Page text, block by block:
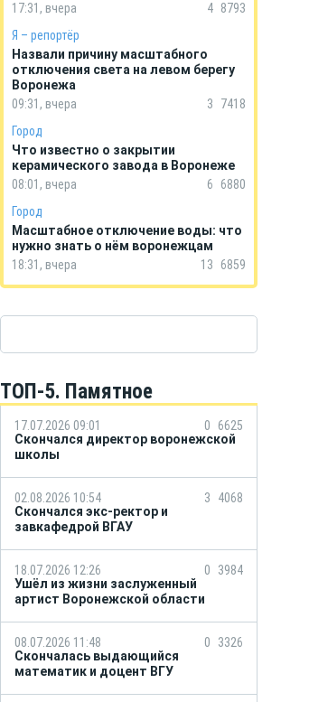
17:31, вчера
4 8793
Я – репортёр
Назвали причину масштабного
отключения света на левом берегу
Воронежа
09:31, вчера
3
7418
Город
Что известно о закрытии
керамического завода в Воронеже
08:01, вчера
6
6880
Город
Масштабное отключение воды: что
нужно знать о нём воронежцам
18:31, вчера
13 6859
ТОП-5. Памятное
17.07.2026 09:01 0
6625
Скончался директор воронежской
школы
02.08.2026 10:54 3
4068
Скончался экс-ректор и
завкафедрой ВГАУ
18.07.2026 12:26 0
3984
Ушёл из жизни заслуженный
артист Воронежской области
08.07.2026 11:48 0
3326
Скончалась выдающийся
математик и доцент ВГУ